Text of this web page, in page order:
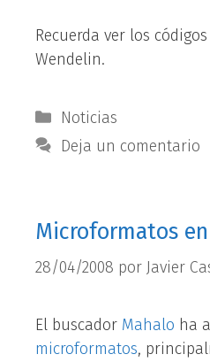
Recuerda ver los
Wendelin.
Categorías
Noticias
Deja un comentario
Microformatos
28/04/2008 por Javier
El buscador Mahalo ha
microformatos,